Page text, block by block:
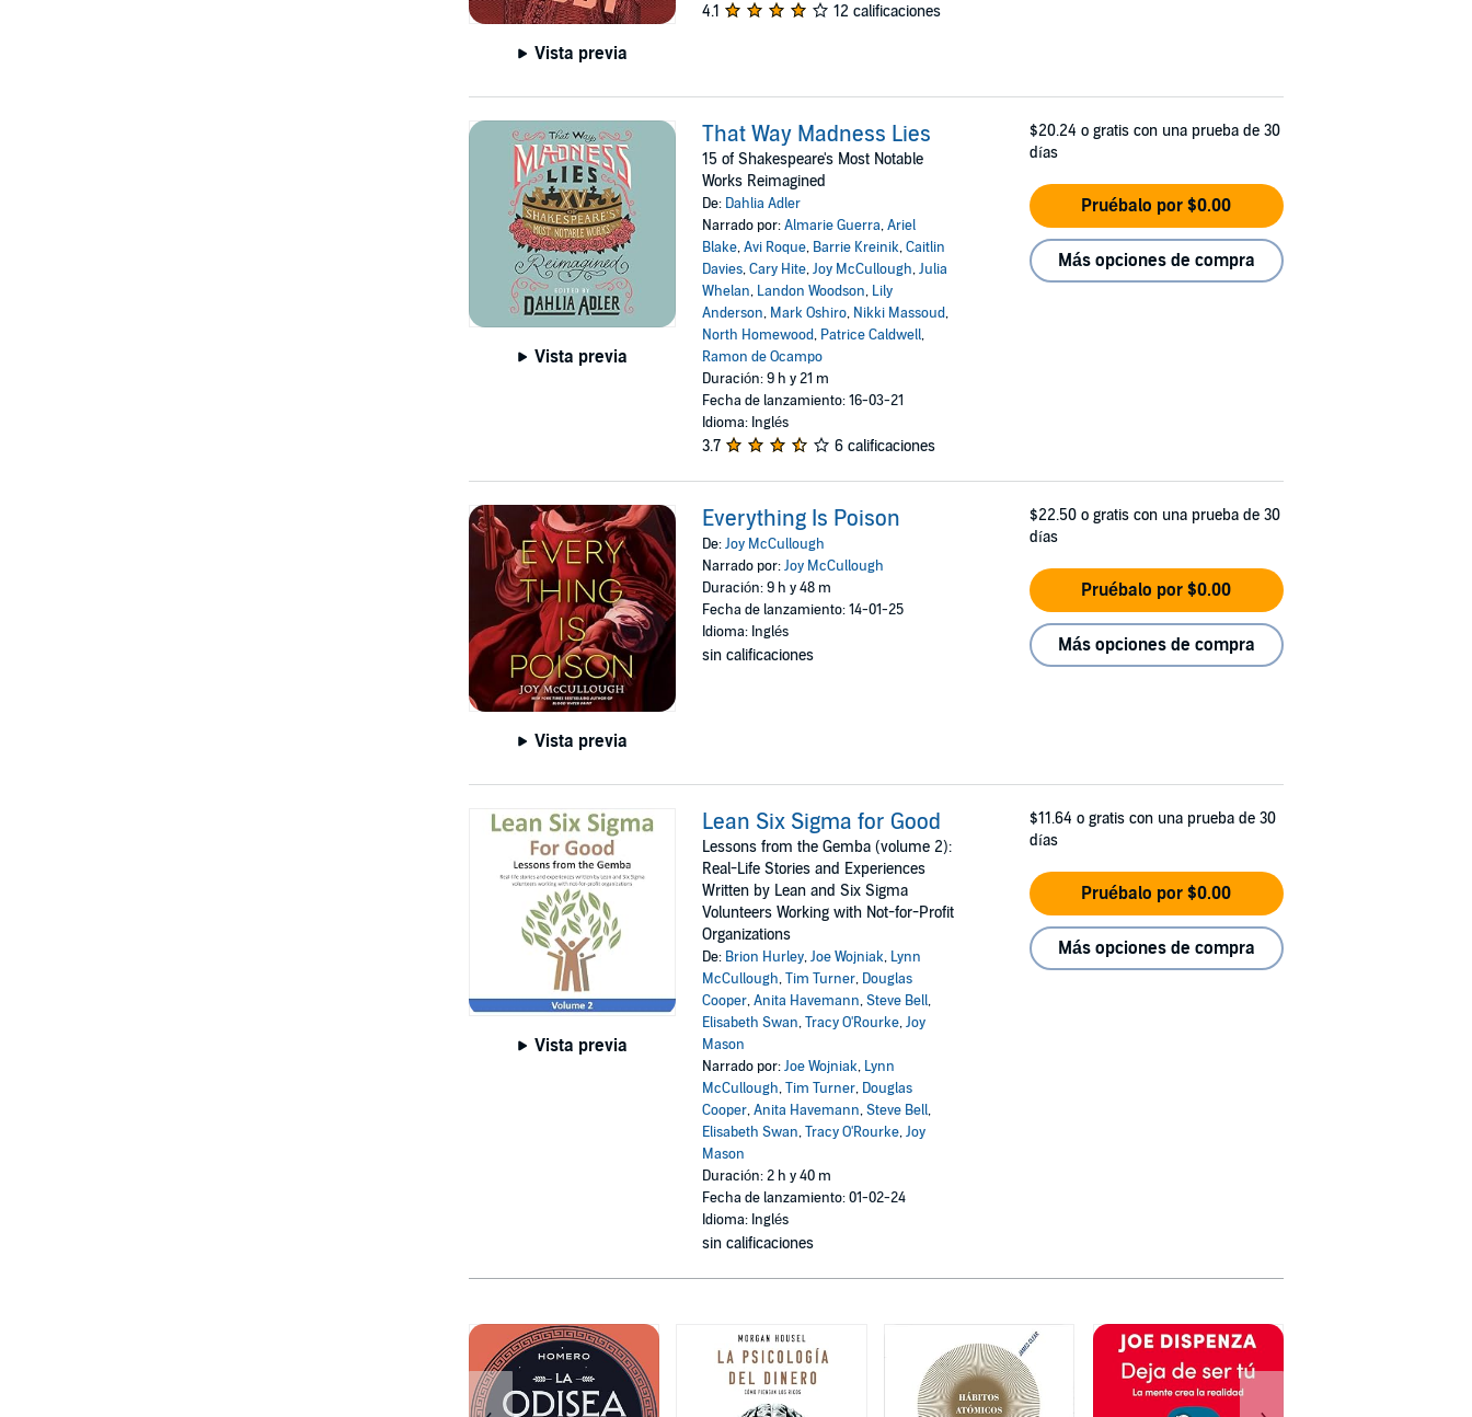
Vista previa
4.1 12 calificaciones
Vista previa
That Way Madness Lies
15 of Shakespeare's Most Notable
Works Reimagined
De: Dahlia Adler
Narrado por:Almarie Guerra,Ariel
Blake,Avi Roque, Barrie Kreinik,Caitlin
Davies,Cary Hite,Joy McCullough,Julia
Whelan, Landon Woodson, Lily
Anderson, Mark Oshiro, Nikki Massoud,
North Homewood, Patrice Caldwell,
Ramon de Ocampo
Duración: 9 h y 21 m
Fecha de lanzamiento: 16-03-21
Idioma: Inglés
3.7 6 calificaciones
$20.24 o gratis con una prueba de 30
días
Pruébalo por $0.00
Más opciones de compra
Vista previa
Everything Is Poison
De:Joy McCullough
Narrado por:Joy McCullough
Duración: 9 h y 48 m
Fecha de lanzamiento: 14-01-25
Idioma: Inglés
sin calificaciones
$22.50 o gratis con una prueba de 30
días
Pruébalo por $0.00
Más opciones de compra
Vista previa
Lean Six Sigma for Good
Lessons from the Gemba (volume 2):
Real-Life Stories and Experiences
Written by Lean and Six Sigma
Volunteers Working with Not-for-Profit
Organizations
De: Brion Hurley,Joe Wojniak, Lynn
McCullough,Tim Turner, Douglas
Cooper,Anita Havemann,Steve Bell,
Elisabeth Swan,Tracy O'Rourke,Joy
Mason
Narrado por:Joe Wojniak, Lynn
McCullough,Tim Turner, Douglas
Cooper,Anita Havemann,Steve Bell,
Elisabeth Swan,Tracy O'Rourke,Joy
Mason
Duración: 2 h y 40 m
Fecha de lanzamiento: 01-02-24
Idioma: Inglés
sin calificaciones
$11.64 o gratis con una prueba de 30
días
Pruébalo por $0.00
Más opciones de compra